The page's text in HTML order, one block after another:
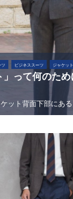
ツ ビジネススーツ ジャケット
」って何のた